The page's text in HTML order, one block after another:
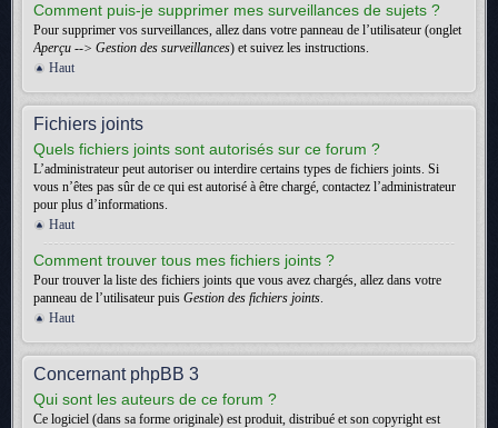
Comment puis-je supprimer mes surveillances de sujets ?
Pour supprimer vos surveillances, allez dans votre panneau de l’utilisateur (onglet
Aperçu --> Gestion des surveillances) et suivez les instructions.
Haut
Fichiers joints
Quels fichiers joints sont autorisés sur ce forum ?
L’administrateur peut autoriser ou interdire certains types de fichiers joints. Si
vous n’êtes pas sûr de ce qui est autorisé à être chargé, contactez l’administrateur
pour plus d’informations.
Haut
Comment trouver tous mes fichiers joints ?
Pour trouver la liste des fichiers joints que vous avez chargés, allez dans votre
panneau de l’utilisateur puis Gestion des fichiers joints.
Haut
Concernant phpBB 3
Qui sont les auteurs de ce forum ?
Ce logiciel (dans sa forme originale) est produit, distribué et son copyright est